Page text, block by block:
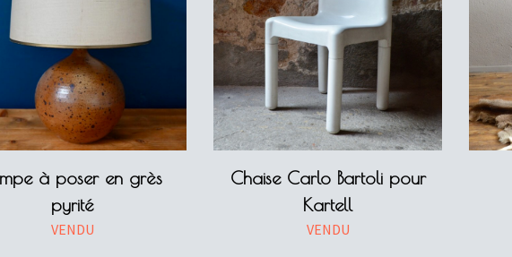
à poser en grès
pyrité
VENDU
Chaise Carlo Bartoli pour
Kartell
VENDU